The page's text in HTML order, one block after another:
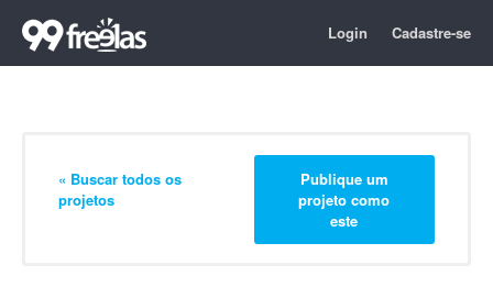
Login Cadastre-se
« Buscar todos os
projetos
Publique um
projeto como
este